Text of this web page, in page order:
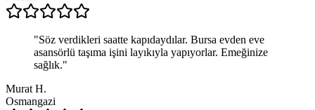
"Söz verdikleri saatte kapıdaydılar. Bursa evden eve
asansörlü taşıma işini layıkıyla yapıyorlar. Emeğinize
sağlık."
Murat H.
Osmangazi